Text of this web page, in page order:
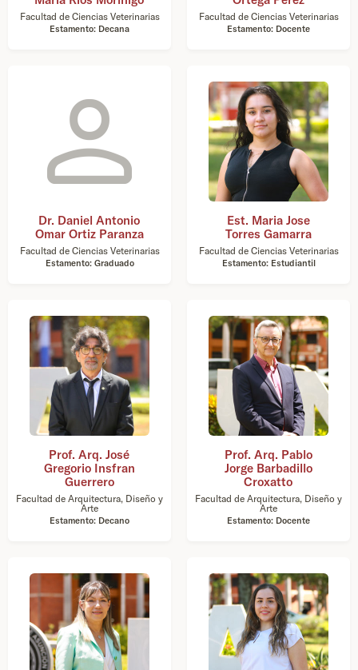
Facultad de Ciencias Veterinarias
Estamento: Decana
Facultad de Ciencias Veterinarias
Estamento: Docente
Dr. Daniel Antonio
Omar Ortiz Paranza
Facultad de Ciencias Veterinarias
Estamento: Graduado
Est. Maria Jose
Torres Gamarra
Facultad de Ciencias Veterinarias
Estamento: Estudiantil
Prof. Arq. José
Gregorio Insfran
Guerrero
Facultad de Arquitectura, Diseño y
Arte
Estamento: Decano
Prof. Arq. Pablo
Jorge Barbadillo
Croxatto
Facultad de Arquitectura, Diseño y
Arte
Estamento: Docente